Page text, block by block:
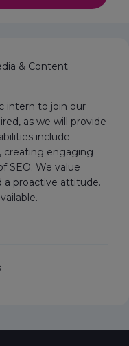
& Content
intern to join our
as we will provide
include
creating engaging
SEO. We value
a proactive attitude.